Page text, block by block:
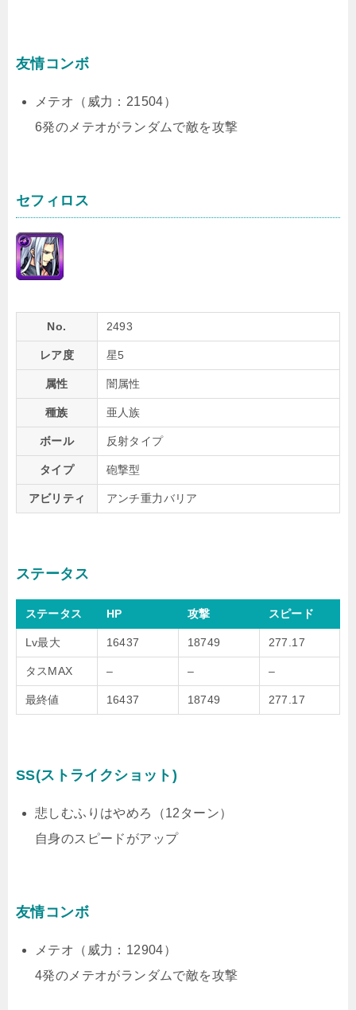
友情コンボ
メテオ（威力：21504）
6発のメテオがランダムで敵を攻撃
セフィロス
No. 2493
レア度 星5
属性 闇属性
種族 亜人族
ボール 反射タイプ
タイプ 砲撃型
アビリティ アンチ重力バリア
ステータス
ステータス HP 攻撃 スピード
Lv最大 16437 18749 277.17
タスMAX – – –
最終値 16437 18749 277.17
SS(ストライクショット)
悲しむふりはやめろ（12ターン）
自身のスピードがアップ
友情コンボ
メテオ（威力：12904）
4発のメテオがランダムで敵を攻撃